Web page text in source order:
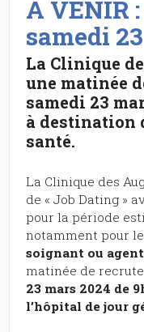
A VENIR
samedi
La Clinique
une matinée
samedi 23
à destination
santé.
La Clinique des
de « Job Dating »
pour la période
notamment pour
soignant ou
matinée de
23 mars 2024 de
l’hôpital de jour